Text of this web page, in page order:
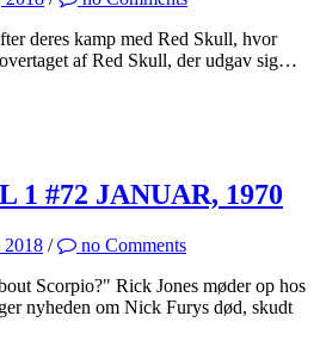
deres kamp med Red Skull, hvor
af Red Skull, der udgav sig…
1 #72 JANUAR, 1970
2018 /
no Comments
Scorpio?" Rick Jones møder op hos
nyheden om Nick Furys død, skudt